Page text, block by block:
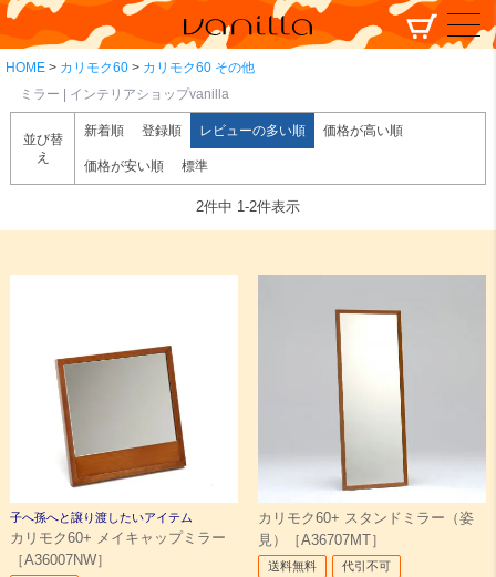
HOME カリモク60
カリモク60 その他
ミラー | インテリアショップvanilla
検索
並び替
え
新着順 登録順 レビューの多い順 価格が高い順
価格が安い順 標準
2件中 1-2件表示
子へ孫へと譲り渡したいアイテム
カリモク60+ メイキャップミラー
［A36007NW］
カリモク60+ スタンドミラー（姿
見）［A36707MT］
送料無料 代引不可